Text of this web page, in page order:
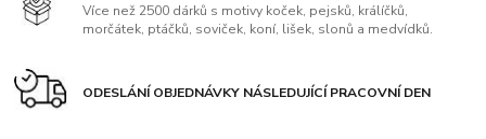
Více než 2500 dárků s motivy koček, pejsků, králíčků,
morčátek, ptáčků, soviček, koní, lišek, slonů a medvídků.
ODESLÁNÍ OBJEDNÁVKY NÁSLEDUJÍCÍ PRACOVNÍ DEN